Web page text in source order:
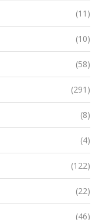
(11)
(10)
(58)
(291)
(8)
(4)
(122)
(22)
(46)